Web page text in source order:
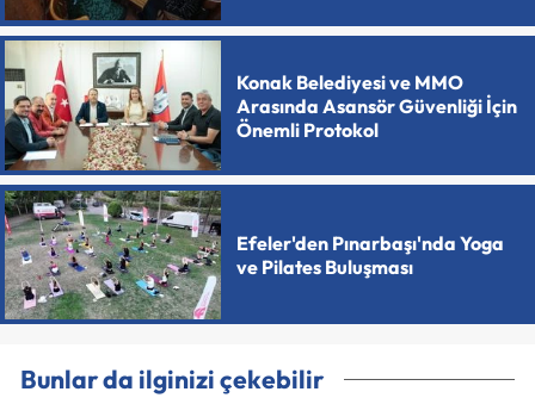
Konak Belediyesi ve MMO
Arasında Asansör Güvenliği İçin
Önemli Protokol
Efeler'den Pınarbaşı'nda Yoga
ve Pilates Buluşması
Bunlar da ilginizi çekebilir